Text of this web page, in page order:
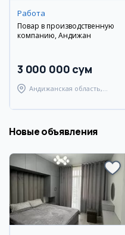
Работа
Повар в производственную
компанию, Андижан
3 000 000 сум
Андижанская область,
Новые объявления